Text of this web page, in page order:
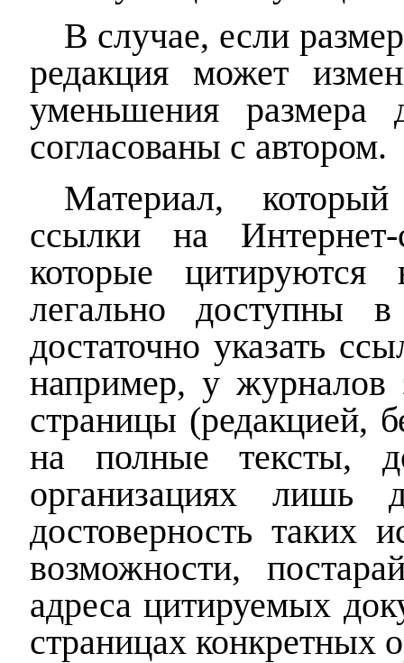
В случае, если
редакция может
уменьшения размера
согласованы с автором.
Материал,
ссылки на
которые
легально доступны
достаточно указать
например, у
страницы (редакцией,
на полные тексты,
организациях лишь
достоверность таких
возможности,
адреса цитируемых
страницах конкретных